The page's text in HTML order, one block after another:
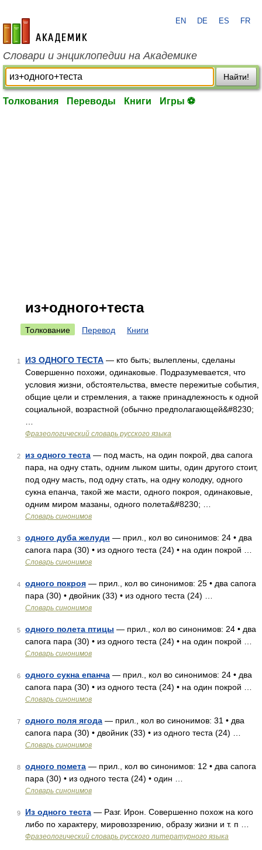
academic.ru
EN DE ES FR
Словари и энциклопедии на Академике
Найти!
Толкования Переводы Книги Игры ⚽
из+одного+теста
Толкование Перевод Книги
1 ИЗ ОДНОГО ТЕСТА — кто быть; вылеплены, сделаны
Совершенно похожи, одинаковые. Подразумевается, что
условия жизни, обстоятельства, вместе пережитые события,
общие цели и стремления, а также принадлежность к одной
социальной, возрастной (обычно предполагающей&#8230;
Фразеологический словарь русского языка
2 из одного теста — под масть, на один покрой, два сапога
пара, на одну стать, одним лыком шиты, один другого стоит,
под одну масть, под одну стать, на одну колодку, одного
сукна епанча, такой же масти, одного покроя, одинаковые,
одним миром мазаны, одного полета&#8230; …
Словарь синонимов
3 одного дуба желуди — прил., кол во синонимов: 24 • два
сапога пара (30) • из одного теста (24) • на один покрой …
Словарь синонимов
4 одного покроя — прил., кол во синонимов: 25 • два сапога
пара (30) • двойник (33) • из одного теста (24) …
Словарь синонимов
5 одного полета птицы — прил., кол во синонимов: 24 • два
сапога пара (30) • из одного теста (24) • на один покрой …
Словарь синонимов
6 одного сукна епанча — прил., кол во синонимов: 24 • два
сапога пара (30) • из одного теста (24) • на один покрой …
Словарь синонимов
7 одного поля ягода — прил., кол во синонимов: 31 • два
сапога пара (30) • двойник (33) • из одного теста (24) …
Словарь синонимов
8 одного помета — прил., кол во синонимов: 12 • два сапога
пара (30) • из одного теста (24) • один …
Словарь синонимов
9 Из одного теста — Разг. Ирон. Совершенно похож на кого
либо по характеру, мировоззрению, образу жизни и т. п …
Фразеологический словарь русского литературного языка